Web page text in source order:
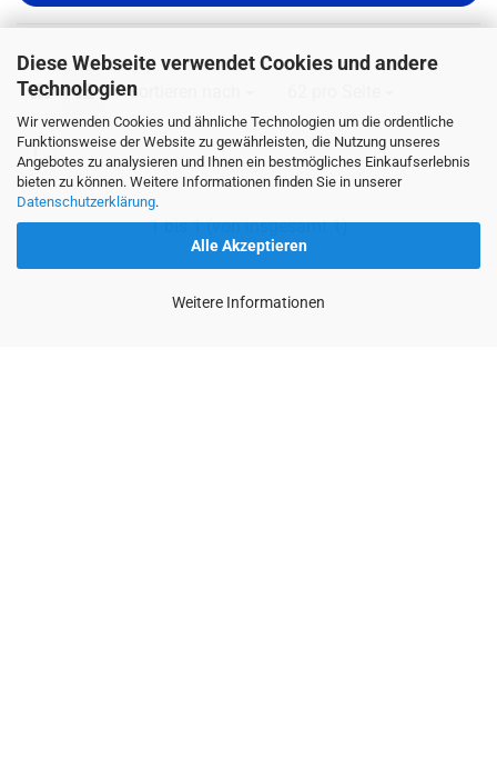
Diese Webseite verwendet Cookies und andere
Technologien
Wir verwenden Cookies und ähnliche Technologien um die ordentliche
Funktionsweise der Website zu gewährleisten, die Nutzung unseres
Angebotes zu analysieren und Ihnen ein bestmögliches Einkaufserlebnis
bieten zu können. Weitere Informationen finden Sie in unserer
Datenschutzerklärung.
Alle Akzeptieren
Weitere Informationen
Sortieren nach
Sortieren nach
1
1bis1(von insgesamt1)